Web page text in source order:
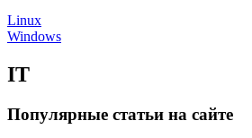
Linux
Windows
IT
Популярные статьи на сайте